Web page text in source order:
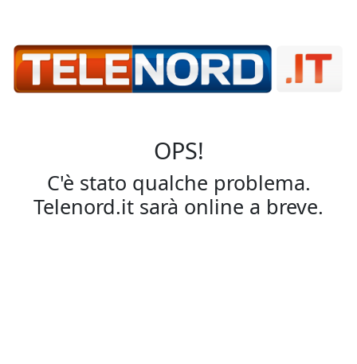
OPS!
C'è stato qualche problema.
Telenord.it sarà online a breve.